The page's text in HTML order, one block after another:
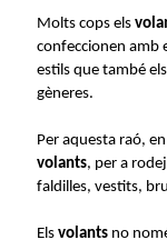
Molts cops els
confeccionen amb
estils que també
gèneres.
Per aquesta raó,
volants, per a
faldilles, vestits,
Els volants no